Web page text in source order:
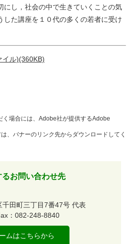
にし，社会の中で生きていくことの気
した講座を１０代の多くの若者に受け
イル)(360KB)
く場合には、Adobe社が提供するAdobe
、バナーのリンク先からダウンロードしてく
お問い合わせ先
千田町三丁目7番47号 代表
：082-248-8840
ムはこちらから